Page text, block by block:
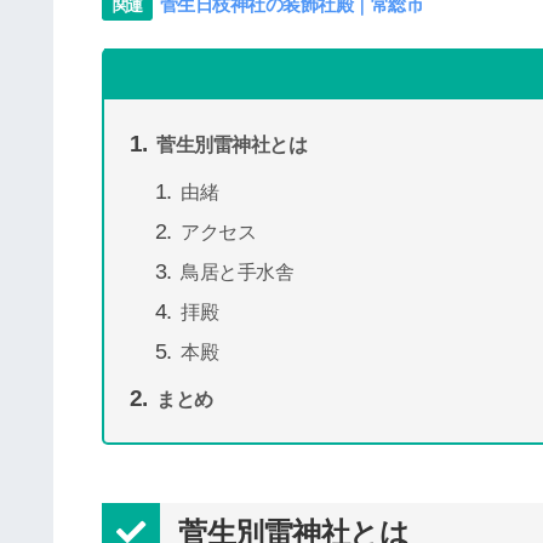
菅生別雷神社とは
由緒
アクセス
鳥居と手水舎
拝殿
本殿
まとめ
菅生別雷神社とは